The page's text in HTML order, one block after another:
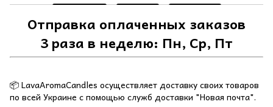
Отправка оплаченных заказов
3 раза в неделю: Пн, Ср, Пт
📦 LavaAromaCandles осуществляет доставку своих товаров
по всей Украине с помощью служб доставки "Новая почта".